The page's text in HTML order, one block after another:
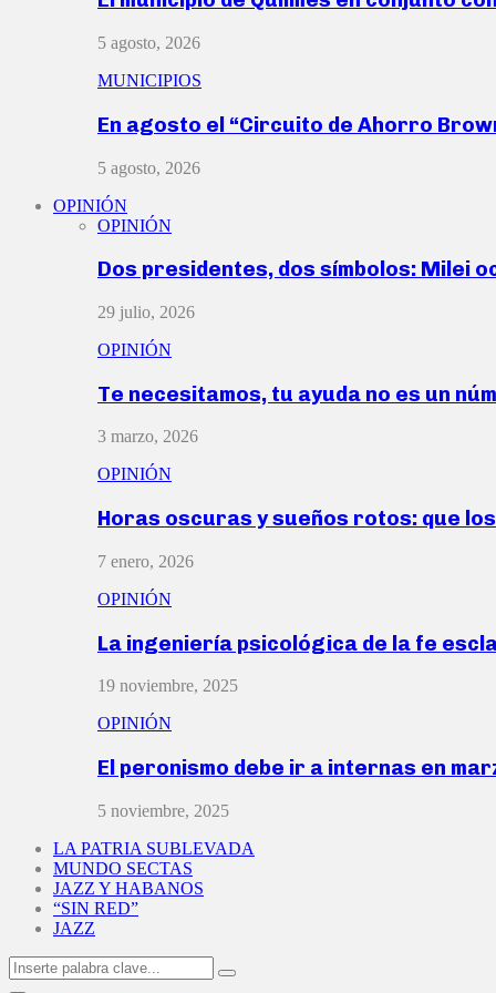
5 agosto, 2026
MUNICIPIOS
En agosto el “Circuito de Ahorro
5 agosto, 2026
OPINIÓN
OPINIÓN
Dos presidentes, dos símbolos: Milei
29 julio, 2026
OPINIÓN
Te necesitamos, tu ayuda no es un
3 marzo, 2026
OPINIÓN
Horas oscuras y sueños rotos: que
7 enero, 2026
OPINIÓN
La ingeniería psicológica de la fe
19 noviembre, 2025
OPINIÓN
El peronismo debe ir a internas en
5 noviembre, 2025
LA PATRIA SUBLEVADA
MUNDO SECTAS
JAZZ Y HABANOS
“SIN RED”
JAZZ
Search
for:
Search